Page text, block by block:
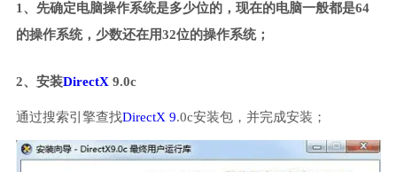
1、先确定电脑操作系统是多少位的，现在的电脑一般都是64
的操作系统，少数还在用32位的操作系统；
2、安装DirectX 9.0c
通过搜索引擎查找DirectX 9.0c安装包，并完成安装；